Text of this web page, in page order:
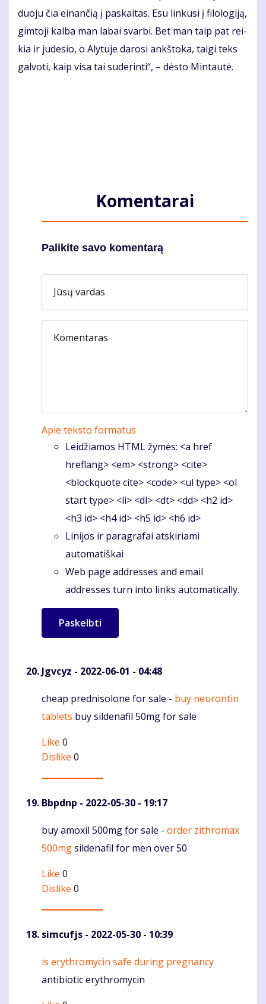
duo­ju čia ei­nan­čią į pa­skai­tas. Esu lin­ku­si į fi­lo­lo­gi­ją,
gim­to­ji kal­ba man la­bai svar­bi. Bet man taip pat rei­
kia ir ju­de­sio, o Aly­tu­je da­ro­si ankš­to­ka, tai­gi teks
gal­vo­ti, kaip vi­sa tai su­de­rin­ti“, – dės­to Min­tau­tė.
Komentarai
Palikite savo komentarą
Jūsų vardas
Komentaras
Apie teksto formatus
Leidžiamos HTML žymės: <a href
hreflang> <em> <strong> <cite>
<blockquote cite> <code> <ul type> <ol
start type> <li> <dl> <dt> <dd> <h2 id>
<h3 id> <h4 id> <h5 id> <h6 id>
Linijos ir paragrafai atskiriami
automatiškai
Web page addresses and email
addresses turn into links automatically.
Jgvcyz - 2022-06-01 - 04:48
Komentaras
cheap prednisolone for sale - buy neurontin
tablets buy sildenafil 50mg for sale
Like 0
Dislike 0
Bbpdnp - 2022-05-30 - 19:17
Komentaras
buy amoxil 500mg for sale - order zithromax
500mgsildenafil for men over 50
Like 0
Dislike 0
simcufjs - 2022-05-30 - 10:39
Komentaras
is erythromycin safe during pregnancy
antibiotic erythromycin